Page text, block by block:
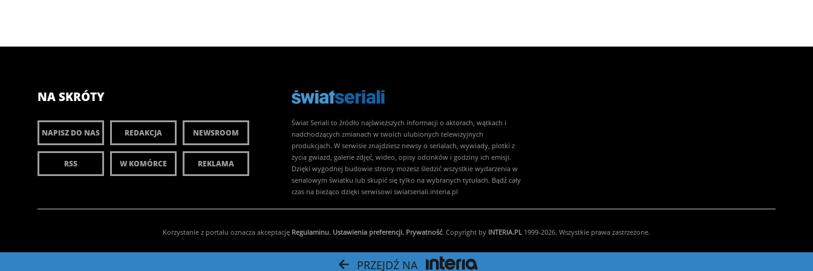
NA SKRÓTY
NAPISZ DO NAS REDAKCJA NEWSROOM
RSS W KOMÓRCE REKLAMA
Świat Seriali to źródło najświeższych informacji o aktorach, wątkach i
nadchodzących zmianach w twoich ulubionych telewizyjnych
produkcjach. W serwisie znajdziesz newsy o serialach, wywiady, plotki z
życia gwiazd, galerie zdjęć, wideo, opisy odcinków i godziny ich emisji.
Dzięki wygodnej budowie strony możesz śledzić wszystkie wydarzenia w
serialowym światku lub skupić się tylko na wybranych tytułach. Bądź cały
czas na bieżąco dzięki serwisowi swiatseriali.interia.pl
Korzystanie z portalu oznacza akceptację Regulaminu. Ustawienia preferencji. Prywatność. Copyright by INTERIA.PL 1999-2026. Wszystkie prawa zastrzeżone.
PRZEJDŹ NA